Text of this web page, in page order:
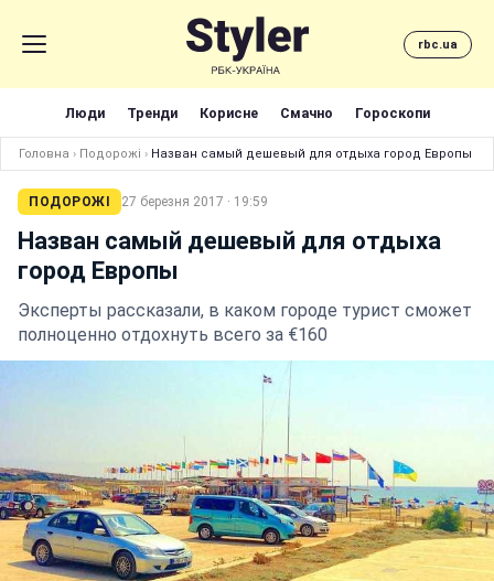
rbc.ua
Люди Тренди Корисне Смачно Гороскопи
Головна › Подорожі › Назван самый дешевый для отдыха город Европы
ПОДОРОЖІ 27 березня 2017 · 19:59
Назван самый дешевый для отдыха
город Европы
Эксперты рассказали, в каком городе турист сможет
полноценно отдохнуть всего за €160